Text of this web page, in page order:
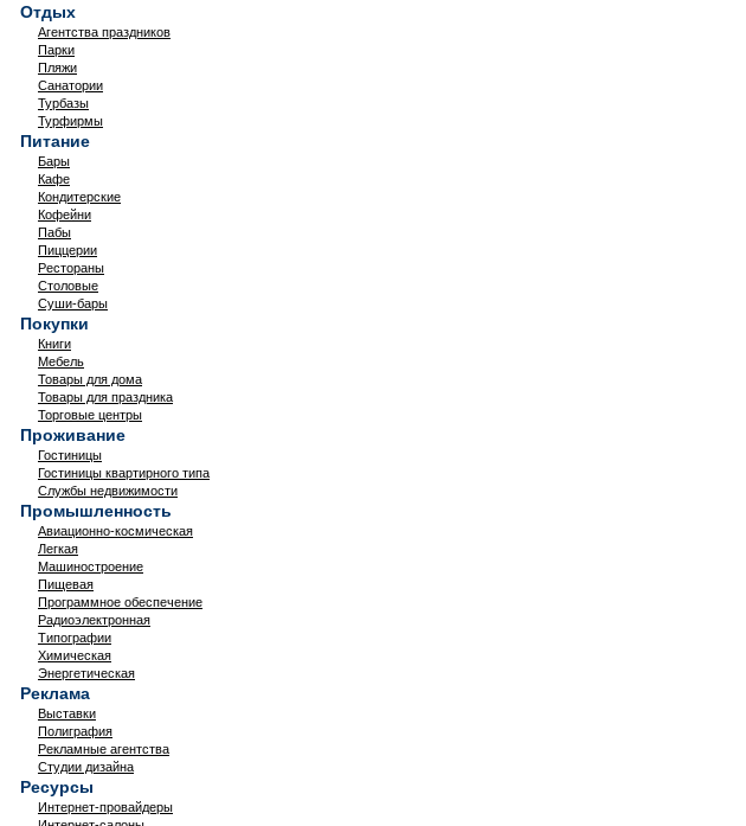
Отдых
Агентства праздников
Парки
Пляжи
Санатории
Турбазы
Турфирмы
Питание
Бары
Кафе
Кондитерские
Кофейни
Пабы
Пиццерии
Рестораны
Столовые
Суши-бары
Покупки
Книги
Мебель
Товары для дома
Товары для праздника
Торговые центры
Проживание
Гостиницы
Гостиницы квартирного типа
Службы недвижимости
Промышленность
Авиационно-космическая
Легкая
Машиностроение
Пищевая
Программное обеспечение
Радиоэлектронная
Типографии
Химическая
Энергетическая
Реклама
Выставки
Полиграфия
Рекламные агентства
Студии дизайна
Ресурсы
Интернет-провайдеры